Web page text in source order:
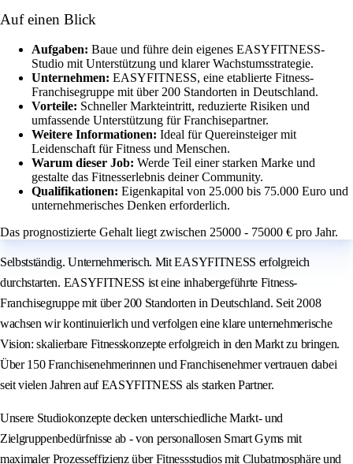
Auf einen Blick
Aufgaben: Baue und führe dein eigenes EASYFITNESS-
Studio mit Unterstützung und klarer Wachstumsstrategie.
Unternehmen: EASYFITNESS, eine etablierte Fitness-
Franchisegruppe mit über 200 Standorten in Deutschland.
Vorteile: Schneller Markteintritt, reduzierte Risiken und
umfassende Unterstützung für Franchisepartner.
Weitere Informationen: Ideal für Quereinsteiger mit
Leidenschaft für Fitness und Menschen.
Warum dieser Job: Werde Teil einer starken Marke und
gestalte das Fitnesserlebnis deiner Community.
Qualifikationen: Eigenkapital von 25.000 bis 75.000 Euro und
unternehmerisches Denken erforderlich.
Das prognostizierte Gehalt liegt zwischen 25000 - 75000 € pro Jahr.
Selbstständig. Unternehmerisch. Mit EASYFITNESS erfolgreich
durchstarten. EASYFITNESS ist eine inhabergeführte Fitness-
Franchisegruppe mit über 200 Standorten in Deutschland. Seit 2008
wachsen wir kontinuierlich und verfolgen eine klare unternehmerische
Vision: skalierbare Fitnesskonzepte erfolgreich in den Markt zu bringen.
Über 150 Franchisenehmerinnen und Franchisenehmer vertrauen dabei
seit vielen Jahren auf EASYFITNESS als starken Partner.
Unsere Studiokonzepte decken unterschiedliche Markt- und
Zielgruppenbedürfnisse ab - von personallosen Smart Gyms mit
maximaler Prozesseffizienz über Fitnessstudios mit Clubatmosphäre und